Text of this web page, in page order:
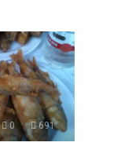
0 691